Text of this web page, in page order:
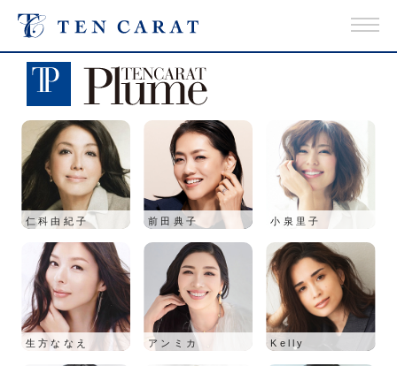
仁科由紀子 前田典子 小泉里子
生方ななえ アンミカ Kelly